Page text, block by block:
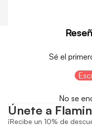
Sé el
No se
Únete a
¡Recibe un 10% de